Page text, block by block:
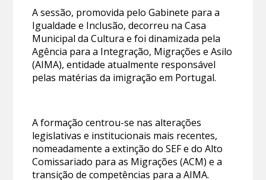
A sessão, promovida pelo Gabinete para a
Igualdade e Inclusão, decorreu na Casa
Municipal da Cultura e foi dinamizada pela
Agência para a Integração, Migrações e Asilo
(AIMA), entidade atualmente responsável
pelas matérias da imigração em Portugal.
A formação centrou-se nas alterações
legislativas e institucionais mais recentes,
nomeadamente a extinção do SEF e do Alto
Comissariado para as Migrações (ACM) e a
transição de competências para a AIMA.